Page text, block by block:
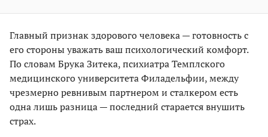
Главный признак здорового человека — готовность с
его стороны уважать ваш психологический комфорт.
По словам Брука Зитека, психиатра Темплского
медицинского университета Филадельфии, между
чрезмерно ревнивым партнером и сталкером есть
одна лишь разница — последний старается внушить
страх.